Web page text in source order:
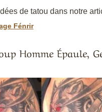
de tatou dans notre
Fénrir
Homme Épaule,